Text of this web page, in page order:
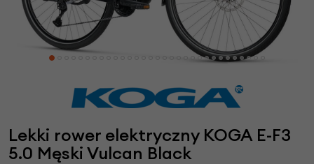
Lekki rower elektryczny KOGA E-F3
5.0 Męski Vulcan Black